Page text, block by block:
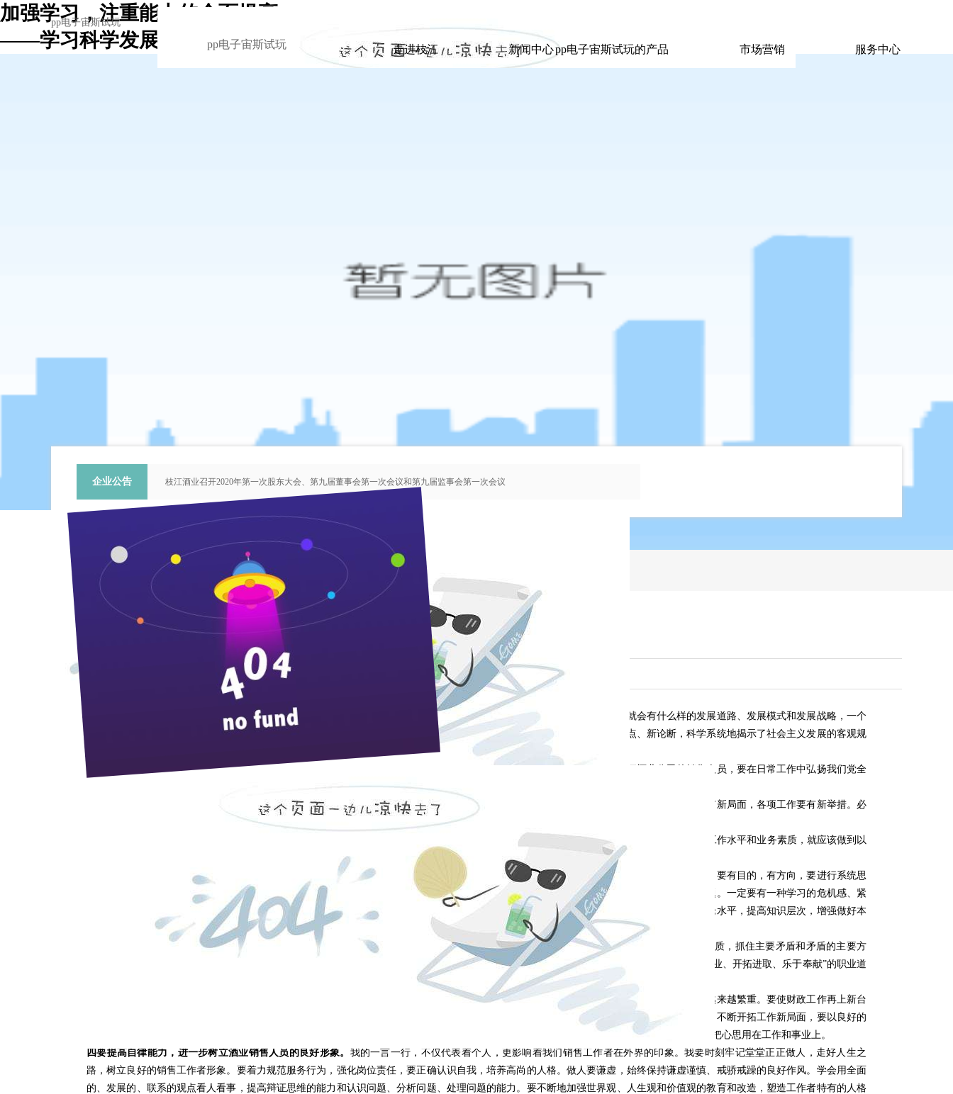
加强学习，注重能力的全面提高
——学习科学发展观的心得体会 -pp电子宙斯试玩
pp电子宙斯试玩
pp电子宙斯试玩
走进枝江
新闻中心pp电子宙斯试玩的产品
市场营销
服务中心
企业公告
枝江酒业召开2020年第一次股东大会、第九届董事会第一次会议和第九届监事会第一次会议
关于提名推荐第六届中国青年科技工作者协会会员人选的公示
枝江酒业召开2018年第二次股东大会、第八届董事会第一次会议和第八届监事会第一次会议
枝江酒业召开2015年第一次股东大会、第七届董事会第一次会议和第七届监事会第一次会议
加强学习，注重能力的全面提高
——学习科学发展观的心得体会
来源：本站 作者：管理员 时间：2009-04-13 浏览 次
科学发展观是十七大精神的灵魂，是关于发展的本质、目的、内涵和要求的总体看法和根本观点。有什么样的发展观，就会有什么样的发展道路、发展模式和发展战略，一个
国家采用什么样的发展观就会对发展的实践产生根本性、全局性的重大影响；科学发展观吸收和借鉴了一系列新思想、新观点、新论断，科学系统地揭示了社会主义发展的客观规
律。科学发展观所蕴涵的基本思想和发展规律，体现了构建和谐社会的目标要求。
通过学习科学发展观，我加深了对科学发展观的理解和认识，明确了我国全面建设小康社会的目标和途径。作为一名枝江酒业公司的销售人员，要在日常工作中弘扬我们党全
心全意为人民服务的宗旨，紧紧围绕全面建设小康社会的目标做好我们的工作，使各项工作有新思路、新突破、新举措。
作为一名党员，学习科学发展观，要结合自身实际情况，要认真贯彻执行胡锦涛同志提出的：发展要有新思路，改革要有新突破，开放要有新局面，各项工作要有新举措。必
须坚定不移地站在时代潮流的前列，这是历史和时代赋予我们全体党员的庄严使命。
我们要把学习践行科学发展观与当前酒业销售的各项工作结合起来,着力提升销售工作者的专业素质，提高服务水平。我认为要提升自身的工作水平和业务素质，就应该做到以
一要提高学习能力，进一步增强自身素质。
我不仅要深入学习业务知识，用专业知识武装头脑，而且还要贯彻落实到平常的工作中。在学习中，要有目的，有方向，要进行系统思
考、系统安排。我不管学什么，都要与推动本职工作结合起来，在实践中善加利用，解决学习不够重视，功底不够扎实，工作成绩不明显的问题。一定要有一种学习的危机感、紧
迫感，把学习知识、提高素质作为生存和发展的紧迫任务，把学习当作一种工作和追求，牢固树立终身学习的观念，要通过学习，不断提高理论水平，提高知识层次，增强做好本
职工作的能力。
二要提高工作能力，进一步增强服务财政事业的本领。
新形势下我尤其要具有综合分析研究的能力，能够在复杂的人物和事件中透过现象看本质，抓住主要矛盾和矛盾的主要方
面，并根据事物的发展趋势，预测未来可能出现的问题，超前采取防范措施，把工作做在前面，掌握工作的主动权。要具备 “忠于职守、爱岗敬业、开拓进取、乐于奉献”的职业道
德素养，要树立热情服务的宗旨，将践行科学发展观体现在日常工作的一言一行之中。
随着改革的不断发展和深入，财政工作面临的新情况、新问题将会越来越多，工作任务也将会越来越繁重。要使财政工作再上新台
阶，要求我必须提高创新能力。如何结合建设社会主义新的要求，顺应形势进行不断总结、巩固、升华，是值得我认真思考的问题。要讲发展，不断开拓工作新局面，要以良好的
精神状态面对全新的工作。要发扬艰苦奋斗、埋头苦干、自觉奉献的优良作风，坚持说实话、办实事、鼓实劲、求实效，勤于政事，苦干实干，把心思用在工作和事业上。
四要提高自律能力，进一步树立酒业销售人员的良好形象。 我的一言一行，不仅代表着个人，更影响着我们销售工作者在外界的印象。我要时刻牢记堂堂正正做人，走好人生之
路，树立良好的销售工作者形象。要着力规范服务行为，强化岗位责任，要正确认识自我，培养高尚的人格。做人要谦虚，始终保持谦虚谨慎、戒骄戒躁的良好作风。学会用全面
的、发展的、联系的观点看人看事，提高辩证思维的能力和认识问题、分析问题、处理问题的能力。要不断地加强世界观、人生观和价值观的教育和改造，塑造工作者特有的人格